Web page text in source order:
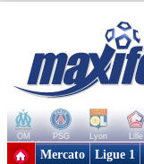
OM PSG Lyon Lille
+ de clubs
Mercato Ligue 1